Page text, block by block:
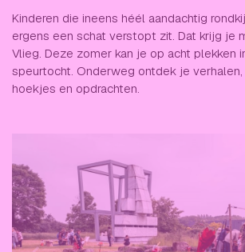
Kinderen die ineens héél aandachtig
ergens een schat verstopt zit. Dat krijg je
Vlieg. Deze zomer kan je op acht plekken
speurtocht. Onderweg ontdek je
hoekjes en opdrachten.